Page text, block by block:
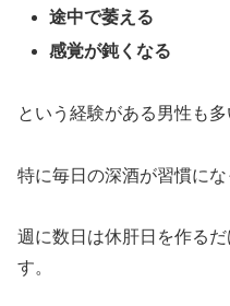
途中で萎える
感覚が鈍くなる
という経験がある男性も多
特に毎日の深酒が習慣にな
週に数日は休肝日を作る
す。